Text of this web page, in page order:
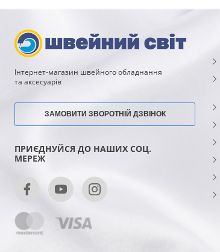
Інтернет-магазин швейного обладнання
та аксесуарів
ЗАМОВИТИ ЗВОРОТНІЙ ДЗВІНОК
ПРИЄДНУЙСЯ ДО НАШИХ СОЦ.
МЕРЕЖ